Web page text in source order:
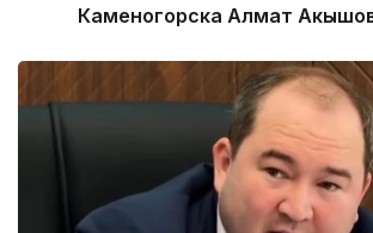
Каменогорска Алмат